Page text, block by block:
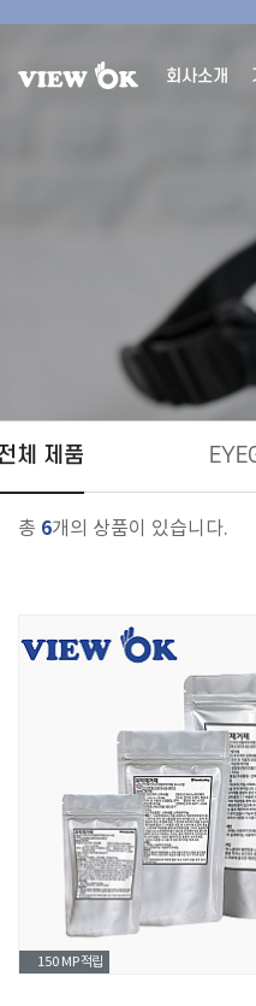
회사소개
체 제품
총 6개의 상품이 있습니다.
150 MP적립